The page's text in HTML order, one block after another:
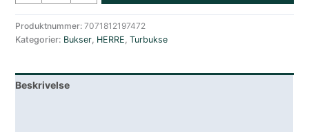
Herre
Grønn
Produktnummer:7071812197472
Kategorier: Bukser, HERRE,Turbukse
Beskrivelse